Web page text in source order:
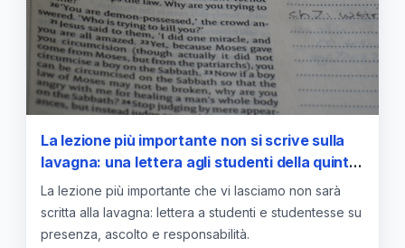
La lezione più importante non si scrive sulla
lavagna: una lettera agli studenti della quinta
B
La lezione più importante che vi lasciamo non sarà
scritta alla lavagna: lettera a studenti e studentesse su
presenza, ascolto e responsabilità.